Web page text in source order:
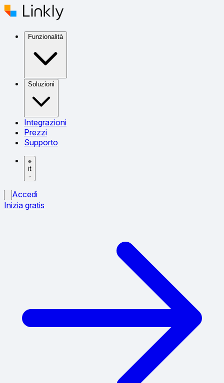
Funzionalità
Soluzioni
Integrazioni
Prezzi
Supporto
it
Accedi
Inizia gratis